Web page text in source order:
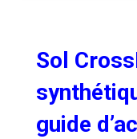
Sol
guide